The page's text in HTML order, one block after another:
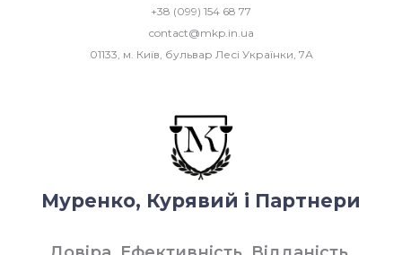
+38 (099) 154 68 77
contact@mkp.in.ua
01133, м. Київ, бульвар Лесі Українки, 7А
Муренко, Курявий і Партнери